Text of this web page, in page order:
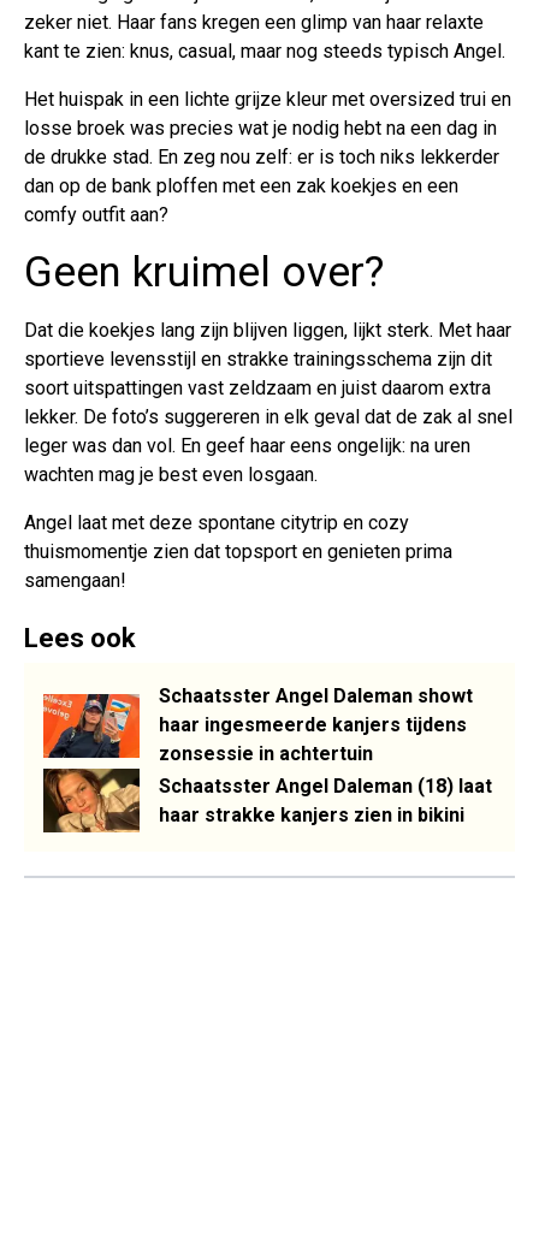
zeker niet. Haar fans kregen een glimp van haar relaxte
kant te zien: knus, casual, maar nog steeds typisch Angel.
Het huispak in een lichte grijze kleur met oversized trui en
losse broek was precies wat je nodig hebt na een dag in
de drukke stad. En zeg nou zelf: er is toch niks lekkerder
dan op de bank ploffen met een zak koekjes en een
comfy outfit aan?
Geen kruimel over?
Dat die koekjes lang zijn blijven liggen, lijkt sterk. Met haar
sportieve levensstijl en strakke trainingsschema zijn dit
soort uitspattingen vast zeldzaam en juist daarom extra
lekker. De foto’s suggereren in elk geval dat de zak al snel
leger was dan vol. En geef haar eens ongelijk: na uren
wachten mag je best even losgaan.
Angel laat met deze spontane citytrip en cozy
thuismomentje zien dat topsport en genieten prima
samengaan!
Lees ook
Schaatsster Angel Daleman showt
haar ingesmeerde kanjers tijdens
zonsessie in achtertuin
Schaatsster Angel Daleman (18) laat
haar strakke kanjers zien in bikini